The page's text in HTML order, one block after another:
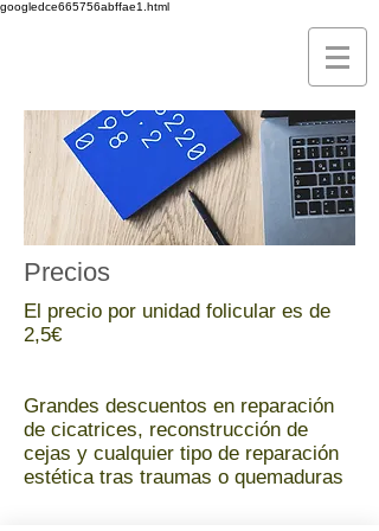
googledce665756abffae1.html
Precios
El precio por unidad folicular es de
2,5€
Grandes descuentos en reparación
de cicatrices, reconstrucción de
cejas y cualquier tipo de reparación
estética tras traumas o quemaduras